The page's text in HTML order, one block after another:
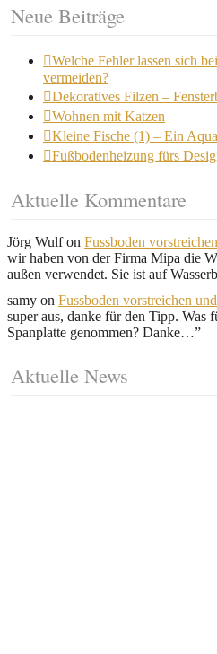
Neue Beiträge
Welche Fehler lassen sich
vermeiden?
Dekoratives Filzen –
Wohnen mit Katzen
Kleine Fische (1) – Ein
Fußbodenheizung fürs
Aktuelle Kommentare
Jörg Wulfon Fussboden
wir haben von der Firma Mipa die
außen verwendet. Sie ist auf
samy on Fussboden vorstreichen
super aus, danke für den Tipp. Was
Spanplatte genommen? Danke…”
Aktuelle News